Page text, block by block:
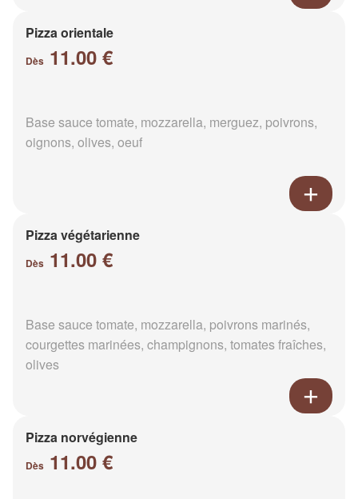
Pizza orientale
Dès 11.00 €
Base sauce tomate, mozzarella, merguez, poivrons,
oignons, olives, oeuf
Pizza végétarienne
Dès 11.00 €
Base sauce tomate, mozzarella, poivrons marinés,
courgettes marinées, champignons, tomates fraîches,
olives
Pizza norvégienne
Dès 11.00 €